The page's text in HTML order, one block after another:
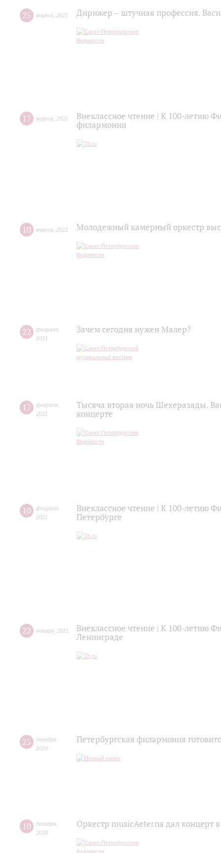
25 марта 2021 Дирижер – штучная профессия.
17 марта 2021
Внеклассное чтение | К 100-летию
филармонии
10 марта 2021 Молодежный камерный оркестр
22 февраля
2021
Зачем сегодня нужен Малер?
17 февраля
2021
Тысяча вторая ночь Шехеразады.
концерте
10 февраля
2021
Внеклассное чтение | К 100-летию
Петербурге
22 января 2021
Внеклассное чтение | К 100-летию
Ленинграде
25 декабря
2020
Петербургская филармония
10 декабря
2020
Оркестр musicAeterna дал концерт